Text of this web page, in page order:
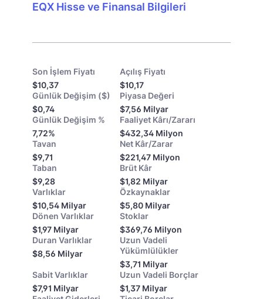
EQX Hisse ve Finansal Bilgileri
Son İşlem Fiyatı
$10,37
Açılış Fiyatı
$10,17
Günlük Değişim ($)
$0,74
Piyasa Değeri
$7,56 Milyar
Günlük Değişim %
7,72%
Faaliyet Kârı/Zararı
$432,34 Milyon
Tavan
$9,71
Net Kâr/Zarar
$221,47 Milyon
Taban
$9,28
Brüt Kâr
$1,82 Milyar
Varlıklar
$10,54 Milyar
Özkaynaklar
$5,80 Milyar
Dönen Varlıklar
$1,97 Milyar
Stoklar
$369,76 Milyon
Duran Varlıklar
$8,56 Milyar
Uzun Vadeli
Yükümlülükler
$3,71 Milyar
Sabit Varlıklar
$7,91 Milyar
Uzun Vadeli Borçlar
$1,37 Milyar